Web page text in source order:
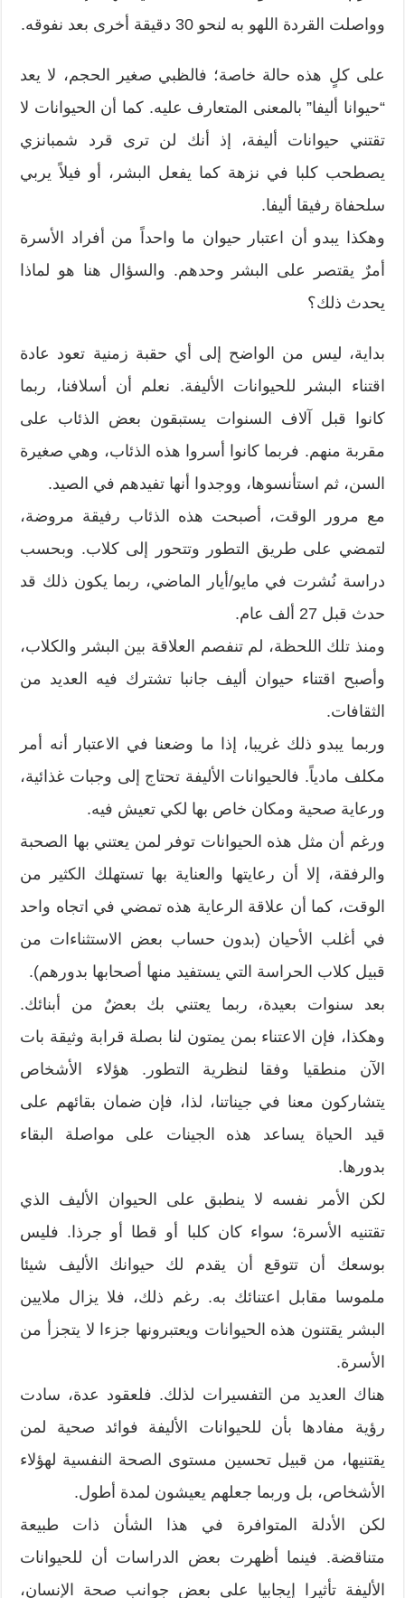
وواصلت القردة اللهو به لنحو 30 دقيقة أخرى بعد نفوقه.
على كلٍ هذه حالة خاصة؛ فالظبي صغير الحجم، لا يعد
“حيوانا أليفا” بالمعنى المتعارف عليه. كما أن الحيوانات لا
تقتني حيوانات أليفة، إذ أنك لن ترى قرد شمبانزي
يصطحب كلبا في نزهة كما يفعل البشر، أو فيلاً يربي
سلحفاة رفيقا أليفا.
وهكذا يبدو أن اعتبار حيوان ما واحداً من أفراد الأسرة
أمرٌ يقتصر على البشر وحدهم. والسؤال هنا هو لماذا
يحدث ذلك؟
بداية، ليس من الواضح إلى أي حقبة زمنية تعود عادة
اقتناء البشر للحيوانات الأليفة. نعلم أن أسلافنا، ربما
كانوا قبل آلاف السنوات يستبقون بعض الذئاب على
مقربة منهم. فربما كانوا أسروا هذه الذئاب، وهي صغيرة
السن، ثم استأنسوها، ووجدوا أنها تفيدهم في الصيد.
مع مرور الوقت، أصبحت هذه الذئاب رفيقة مروضة،
لتمضي على طريق التطور وتتحور إلى كلاب. وبحسب
دراسة نُشرت في مايو/أيار الماضي، ربما يكون ذلك قد
حدث قبل 27 ألف عام.
ومنذ تلك اللحظة، لم تنفصم العلاقة بين البشر والكلاب،
وأصبح اقتناء حيوان أليف جانبا تشترك فيه العديد من
الثقافات.
وربما يبدو ذلك غريبا، إذا ما وضعنا في الاعتبار أنه أمر
مكلف مادياً. فالحيوانات الأليفة تحتاج إلى وجبات غذائية،
ورعاية صحية ومكان خاص بها لكي تعيش فيه.
ورغم أن مثل هذه الحيوانات توفر لمن يعتني بها الصحبة
والرفقة، إلا أن رعايتها والعناية بها تستهلك الكثير من
الوقت، كما أن علاقة الرعاية هذه تمضي في اتجاه واحد
في أغلب الأحيان (بدون حساب بعض الاستثناءات من
قبيل كلاب الحراسة التي يستفيد منها أصحابها بدورهم).
بعد سنوات بعيدة، ربما يعتني بك بعضٌ من أبنائك.
وهكذا، فإن الاعتناء بمن يمتون لنا بصلة قرابة وثيقة بات
الآن منطقيا وفقا لنظرية التطور. هؤلاء الأشخاص
يتشاركون معنا في جيناتنا، لذا، فإن ضمان بقائهم على
قيد الحياة يساعد هذه الجينات على مواصلة البقاء
بدورها.
لكن الأمر نفسه لا ينطبق على الحيوان الأليف الذي
تقتنيه الأسرة؛ سواء كان كلبا أو قطا أو جرذا. فليس
بوسعك أن تتوقع أن يقدم لك حيوانك الأليف شيئا
ملموسا مقابل اعتنائك به. رغم ذلك، فلا يزال ملايين
البشر يقتنون هذه الحيوانات ويعتبرونها جزءا لا يتجزأ من
الأسرة.
هناك العديد من التفسيرات لذلك. فلعقود عدة، سادت
رؤية مفادها بأن للحيوانات الأليفة فوائد صحية لمن
يقتنيها، من قبيل تحسين مستوى الصحة النفسية لهؤلاء
الأشخاص، بل وربما جعلهم يعيشون لمدة أطول.
لكن الأدلة المتوافرة في هذا الشأن ذات طبيعة
متناقضة. فينما أظهرت بعض الدراسات أن للحيوانات
الأليفة تأثيرا إيجابيا على بعض جوانب صحة الإنسان،